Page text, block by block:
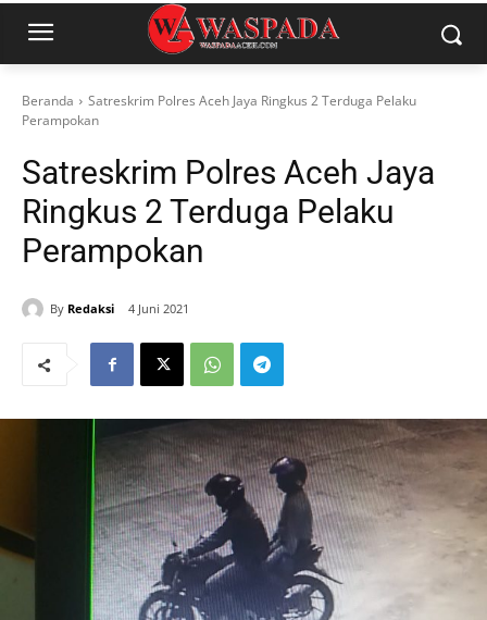
Beranda
Satreskrim Polres Aceh Jaya Ringkus 2 Terduga Pelaku
Perampokan
Satreskrim Polres Aceh Jaya
Ringkus 2 Terduga Pelaku
Perampokan
By Redaksi 4 Juni 2021